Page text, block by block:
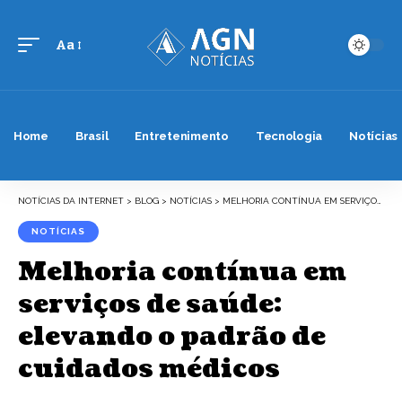
Font
Aa
Home Brasil Entretenimento Tecnologia Notícias
NOTÍCIAS DA INTERNET > BLOG > NOTÍCIAS > MELHORIA CONTÍNUA EM SERVIÇOS DE SAÚDE: ELEVANDO O PADRÃO DE CUIDADOS MÉDICOS
NOTÍCIAS
Melhoria contínua em
serviços de saúde:
elevando o padrão de
cuidados médicos